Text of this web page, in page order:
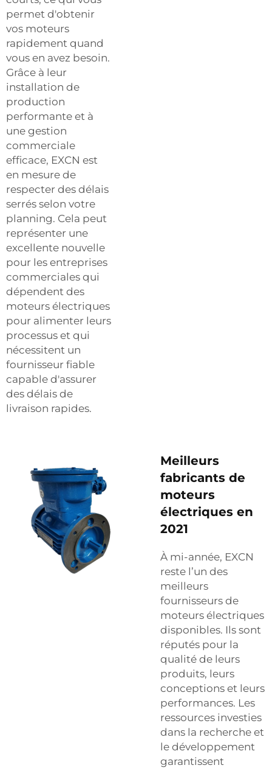
permet d'obtenir
vos moteurs
rapidement quand
vous en avez besoin.
Grâce à leur
installation de
production
performante et à
une gestion
commerciale
efficace, EXCN est
en mesure de
respecter des délais
serrés selon votre
planning. Cela peut
représenter une
excellente nouvelle
pour les entreprises
commerciales qui
dépendent des
moteurs électriques
pour alimenter leurs
processus et qui
nécessitent un
fournisseur fiable
capable d'assurer
des délais de
livraison rapides.
Meilleurs
fabricants de
moteurs
électriques en
2021
À mi-année, EXCN
reste l’un des
meilleurs
fournisseurs de
moteurs électriques
disponibles. Ils sont
réputés pour la
qualité de leurs
produits, leurs
conceptions et leurs
performances. Les
ressources investies
dans la recherche et
le développement
garantissent